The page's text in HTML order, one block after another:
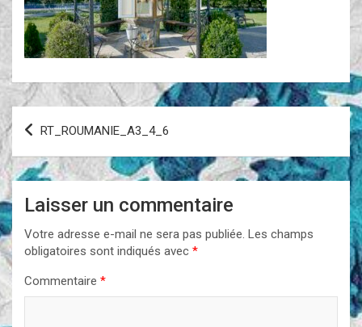
Navigation
l’article
RT_ROUMANIE_A3_4_6
Laisser un commentaire
Votre adresse e-mail ne sera pas publiée. Les champs
obligatoires sont indiqués avec *
Commentaire *